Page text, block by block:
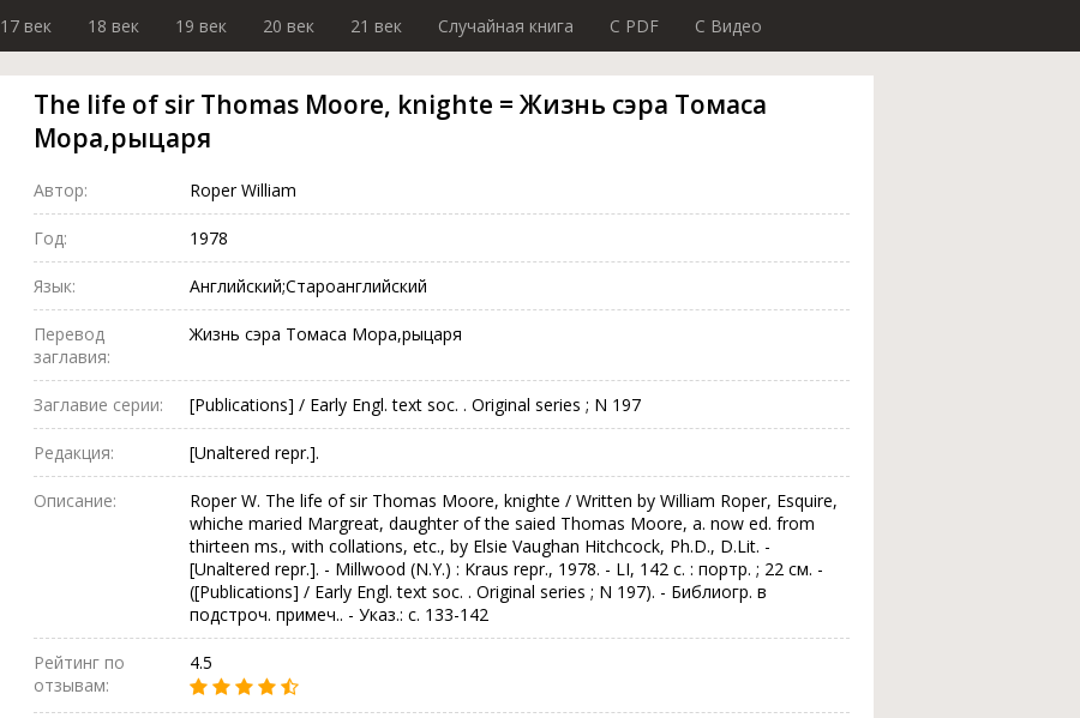
17 век 18 век 19 век 20 век 21 век Случайная книга C PDF C Видео
The life of sir Thomas Moore, knighte = Жизнь сэра Томаса
Мора,рыцаря
Автор: Roper William
Год: 1978
Язык: Английский;Староанглийский
Перевод
заглавия:
Жизнь сэра Томаса Мора,рыцаря
Заглавие серии: [Publications] / Early Engl. text soc. . Original series ; N 197
Редакция: [Unaltered repr.].
Описание:
Roper W. The life of sir Thomas Moore, knighte / Written by William Roper, Esquire,
whiche maried Margreat, daughter of the saied Thomas Moore, a. now ed. from
thirteen ms., with collations, etc., by Elsie Vaughan Hitchcock, Ph.D., D.Lit. -
[Unaltered repr.]. - Millwood (N.Y.) : Kraus repr., 1978. - LI, 142 c. : портр. ; 22 см. -
([Publications] / Early Engl. text soc. . Original series ; N 197). - Библиогр. в
подстроч. примеч.. - Указ.: с. 133-142
Рейтинг по
отзывам:
4.5